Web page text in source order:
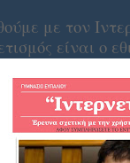
με τον
είναι ο